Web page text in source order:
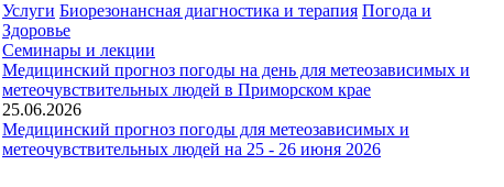
Услуги Биорезонансная диагностика и терапия Погода и
Здоровье
Семинары и лекции
Медицинский прогноз погоды на день для метеозависимых и
метеочувствительных людей в Приморском крае
25.06.2026
Медицинский прогноз погоды для метеозависимых и
метеочувствительных людей на 25 - 26 июня 2026